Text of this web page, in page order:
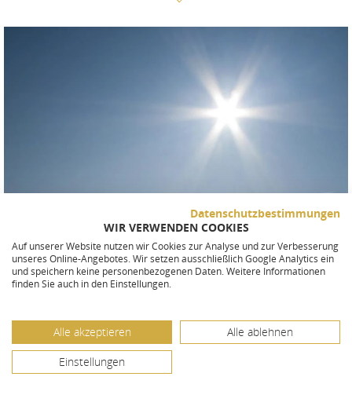
SKULPTUR FÜR BRUDER UND
SCHWESTER
Datenschutzbestimmungen
WIR VERWENDEN COOKIES
Auf unserer Website nutzen wir Cookies zur Analyse und zur Verbesserung
unseres Online-Angebotes. Wir setzen ausschließlich Google Analytics ein
und speichern keine personenbezogenen Daten. Weitere Informationen
finden Sie auch in den Einstellungen.
Alle akzeptieren
Alle ablehnen
Einstellungen